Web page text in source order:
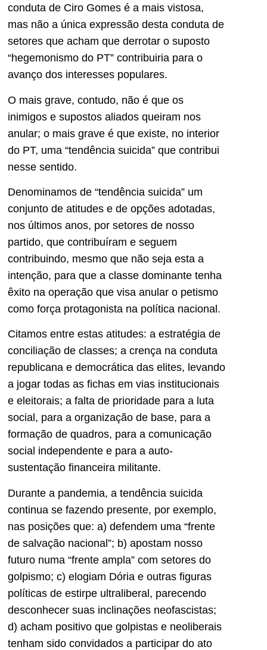
conduta de Ciro Gomes é a mais vistosa,
mas não a única expressão desta conduta de
setores que acham que derrotar o suposto
“hegemonismo do PT” contribuiria para o
avanço dos interesses populares.
O mais grave, contudo, não é que os
inimigos e supostos aliados queiram nos
anular; o mais grave é que existe, no interior
do PT, uma “tendência suicida” que contribui
nesse sentido.
Denominamos de “tendência suicida” um
conjunto de atitudes e de opções adotadas,
nos últimos anos, por setores de nosso
partido, que contribuíram e seguem
contribuindo, mesmo que não seja esta a
intenção, para que a classe dominante tenha
êxito na operação que visa anular o petismo
como força protagonista na política nacional.
Citamos entre estas atitudes: a estratégia de
conciliação de classes; a crença na conduta
republicana e democrática das elites, levando
a jogar todas as fichas em vias institucionais
e eleitorais; a falta de prioridade para a luta
social, para a organização de base, para a
formação de quadros, para a comunicação
social independente e para a auto-
sustentação financeira militante.
Durante a pandemia, a tendência suicida
continua se fazendo presente, por exemplo,
nas posições que: a) defendem uma “frente
de salvação nacional”; b) apostam nosso
futuro numa “frente ampla” com setores do
golpismo; c) elogiam Dória e outras figuras
políticas de estirpe ultraliberal, parecendo
desconhecer suas inclinações neofascistas;
d) acham positivo que golpistas e neoliberais
tenham sido convidados a participar do ato